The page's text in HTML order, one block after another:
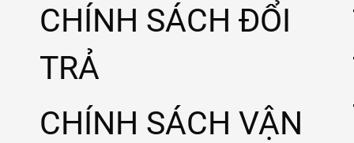
CHÍNH SÁCH ĐỔI
TRẢ
CHÍNH SÁCH VẬN